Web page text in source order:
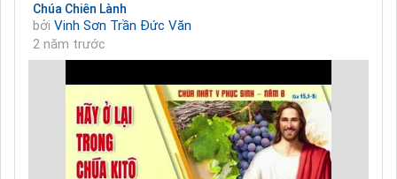
Chúa Chiên Lành
bởi Vinh Sơn Trần Đức Văn
2 năm trước